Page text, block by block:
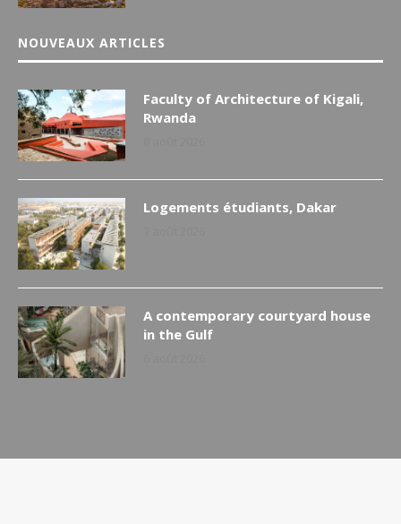
NOUVEAUX ARTICLES
Faculty of Architecture of Kigali,
Rwanda
Logements étudiants, Dakar
A contemporary courtyard house
in the Gulf